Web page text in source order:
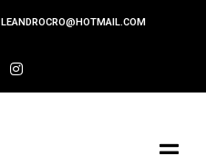
LEANDROCRO@HOTMAIL.COM